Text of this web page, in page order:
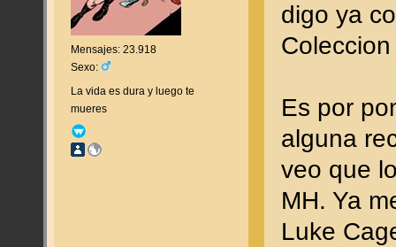
Mensajes: 23.918
Sexo:
La vida es dura y luego te
mueres
digo ya
Es por
alguna
veo que
MH. Ya
Luke